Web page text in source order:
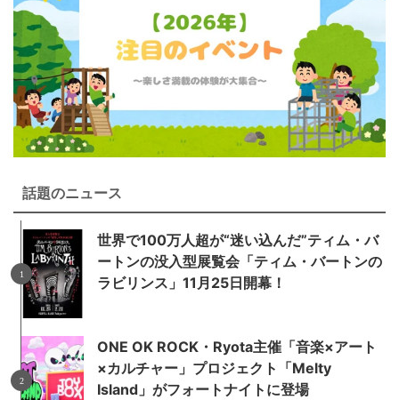
話題のニュース
世界で100万人超が“迷い込んだ”ティム・バ
ートンの没入型展覧会「ティム・バートンの
ラビリンス」11月25日開幕！
ONE OK ROCK・Ryota主催「音楽×アート
×カルチャー」プロジェクト「Melty
Island」がフォートナイトに登場